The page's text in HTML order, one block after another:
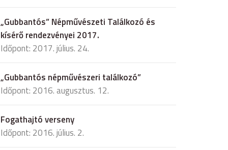
„Gubbantós” Népművészeti Találkozó és
kísérő rendezvényei 2017.
Időpont: 2017. július. 24.
„Gubbantós népművészeri találkozó”
Időpont: 2016. augusztus. 12.
Fogathajtó verseny
Időpont: 2016. július. 2.